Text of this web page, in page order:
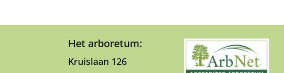
Het arboretum:
Kruislaan 126